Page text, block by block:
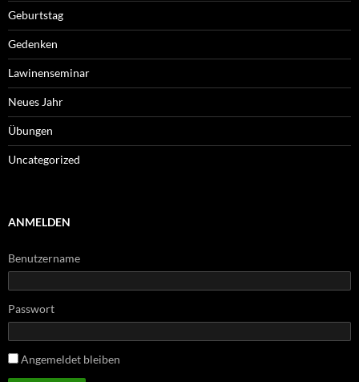
Geburtstag
Gedenken
Lawinenseminar
Neues Jahr
Übungen
Uncategorized
ANMELDEN
Benutzername
Passwort
Angemeldet bleiben